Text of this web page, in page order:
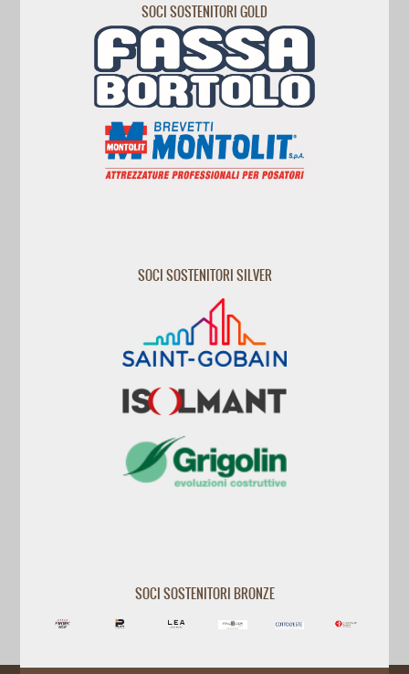
SOCI SOSTENITORI GOLD
SOCI SOSTENITORI SILVER
SOCI SOSTENITORI BRONZE